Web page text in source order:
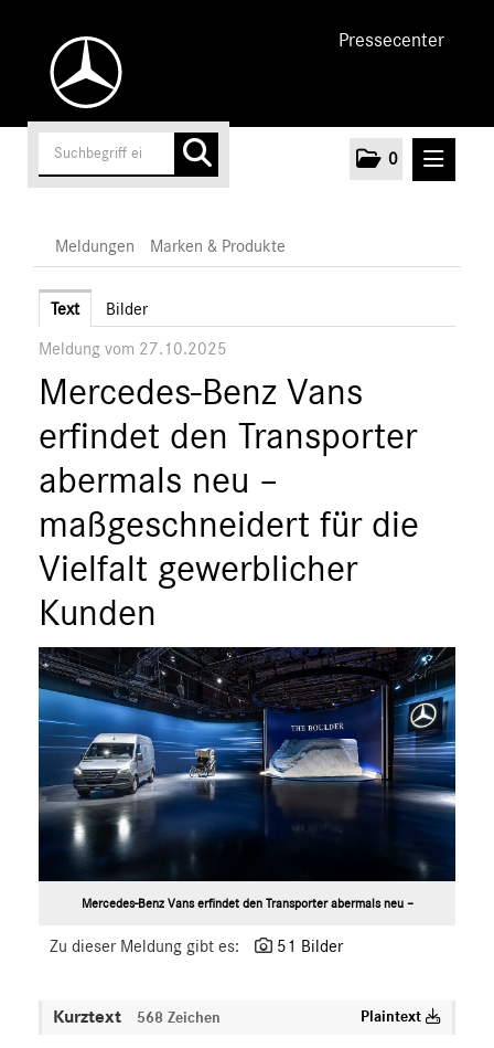
Pressecenter
0
Unternehmen
Cars
Vans
Marken & Produkte
MEDIA
ÜBER UNS
ANSPRECHPARTNER
Meldungen Marken & Produkte
Text Bilder
Meldung vom 27.10.2025
Mercedes-Benz Vans
erfindet den Transporter
abermals neu –
maßgeschneidert für die
Vielfalt gewerblicher
Kunden
Mercedes-Benz Vans erfindet den Transporter abermals neu –
Zu dieser Meldung gibt es: 51 Bilder
Kurztext 568 Zeichen Plaintext